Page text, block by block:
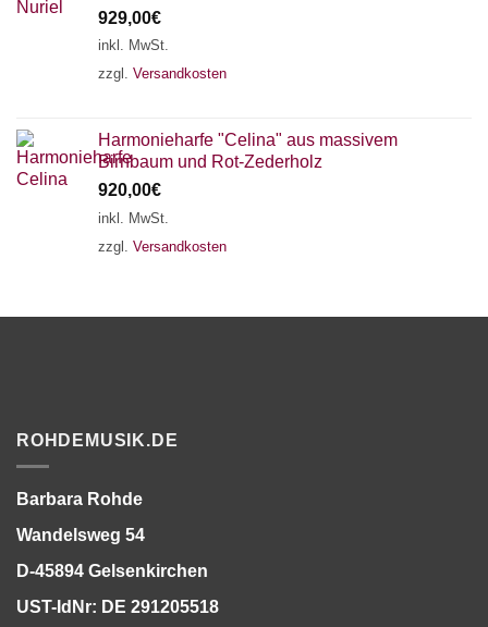
929,00€
inkl. MwSt.
zzgl. Versandkosten
Harmonieharfe "Celina" aus massivem
Birnbaum und Rot-Zederholz
920,00€
inkl. MwSt.
zzgl. Versandkosten
ROHDEMUSIK.DE
Barbara Rohde
Wandelsweg 54
D-45894 Gelsenkirchen
UST-IdNr: DE 291205518